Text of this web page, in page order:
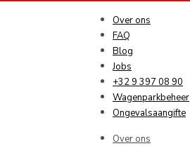
Over ons
FAQ
Blog
Jobs
+32 9 397 08 90
Wagenparkbeheer
Ongevalsaangifte
Over ons